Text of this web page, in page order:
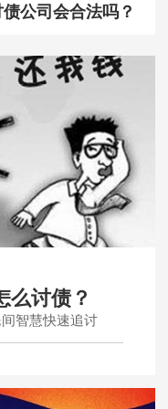
债公司会合法吗？
么讨债？
智慧快速追讨